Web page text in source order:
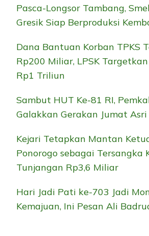
Pasca-Longsor Tambang,
Gresik Siap Berproduksi
Dana Bantuan Korban TPKS
Rp200 Miliar, LPSK
Rp1 Triliun
Sambut HUT Ke-81 RI,
Galakkan Gerakan Jumat Asri
Kejari Tetapkan Mantan
Ponorogo sebagai Tersangka
Tunjangan Rp3,6 Miliar
Hari Jadi Pati ke-703 Jadi
Kemajuan, Ini Pesan Ali